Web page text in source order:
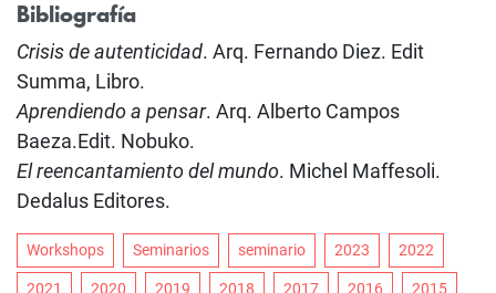
Bibliografía
Crisis de autenticidad. Arq. Fernando Diez. Edit
Summa, Libro.
Aprendiendo a pensar. Arq. Alberto Campos
Baeza.Edit. Nobuko.
El reencantamiento del mundo. Michel Maffesoli.
Dedalus Editores.
Workshops Seminarios seminario 2023 2022
2021 2020 2019 2018 2017 2016 2015